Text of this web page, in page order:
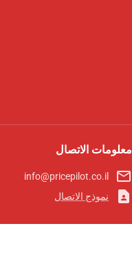
معلومات الاتصال
mail_outline
info@pricepilot.co.il
contact_page نموذج الاتصال